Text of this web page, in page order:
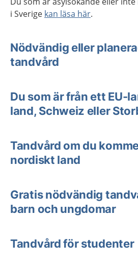
i Sverige kan läsa här.
Nödvändig eller
tandvård
Du som är från ett EU-
land, Schweiz eller
Tandvård om du
nordiskt land
Gratis nödvändig
barn och ungdomar
Tandvård för studenter